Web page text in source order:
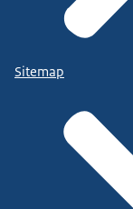
Sitemap